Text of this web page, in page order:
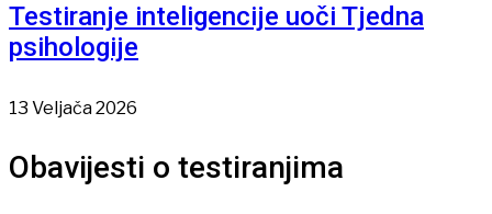
Testiranje inteligencije uoči Tjedna
psihologije
13 Veljača 2026
Obavijesti o testiranjima